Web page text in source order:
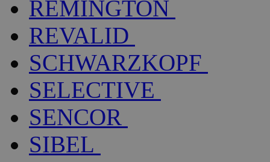
REMINGTON
REVALID
SCHWARZKOPF
SELECTIVE
SENCOR
SIBEL